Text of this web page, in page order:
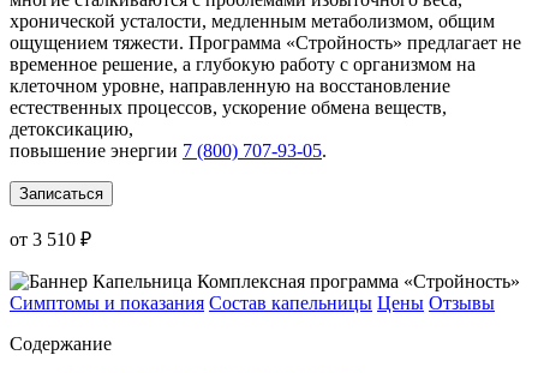
хронической усталости, медленным метаболизмом, общим
ощущением тяжести. Программа «Стройность» предлагает не
временное решение, а глубокую работу с организмом на
клеточном уровне, направленную на восстановление
естественных процессов, ускорение обмена веществ,
детоксикацию,
повышение энергии 7 (800) 707-93-05.
Записаться
от 3 510 ₽
Симптомы и показания Состав капельницы Цены Отзывы
Содержание